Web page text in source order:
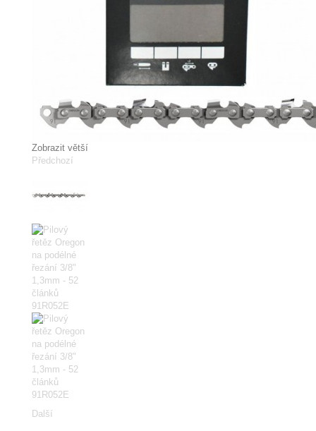
Zobrazit větší
Předchozí
Další